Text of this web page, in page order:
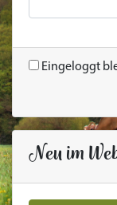
Eingeloggt
Neu im